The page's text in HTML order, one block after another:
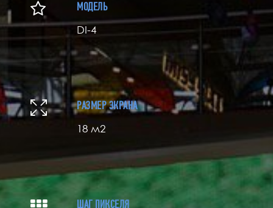
МОДЕЛЬ
DI-4
РАЗМЕР ЭКРАНА
18 м2
ШАГ ПИКСЕЛЯ